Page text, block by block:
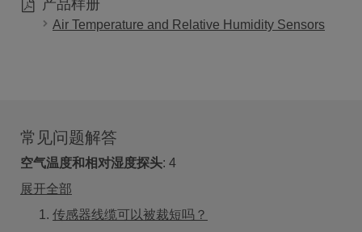
产品样册
Air Temperature and Relative Humidity Sensors
常见问题解答
空气温度和相对湿度探头: 4
展开全部
传感器线缆可以被裁短吗？